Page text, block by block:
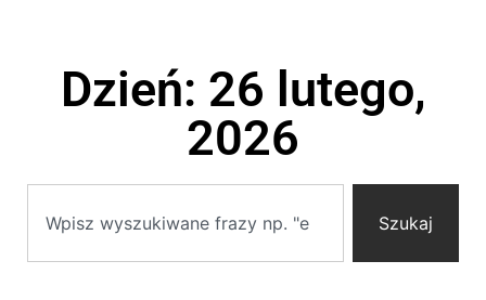
Dzień: 26 lutego,
2026
Szukaj